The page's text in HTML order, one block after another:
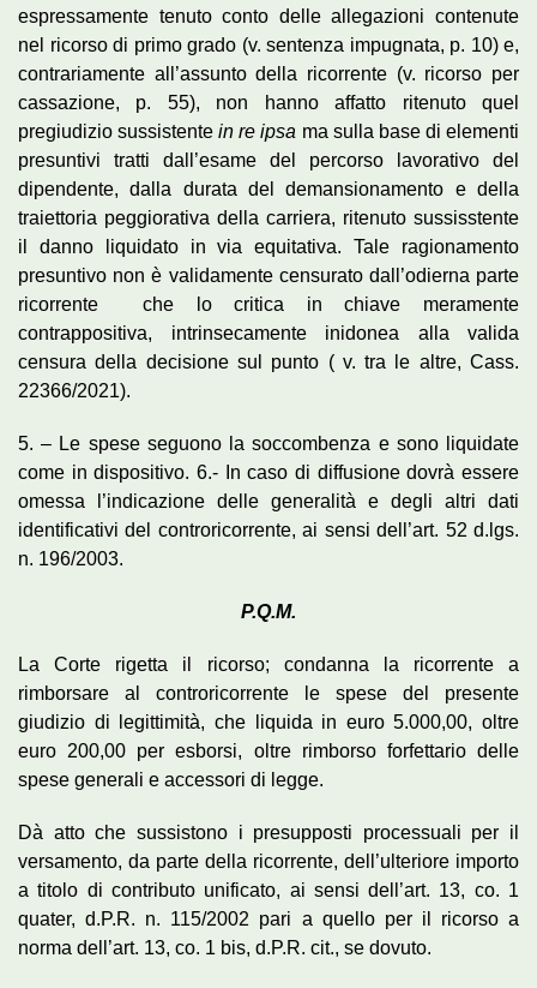
espressamente tenuto conto delle allegazioni contenute
nel ricorso di primo grado (v. sentenza impugnata, p. 10) e,
contrariamente all’assunto della ricorrente (v. ricorso per
cassazione, p. 55), non hanno affatto ritenuto quel
pregiudizio sussistentein re ipsa ma sulla base di elementi
presuntivi tratti dall’esame del percorso lavorativo del
dipendente, dalla durata del demansionamento e della
traiettoria peggiorativa della carriera, ritenuto sussisstente
il danno liquidato in via equitativa. Tale ragionamento
presuntivo non è validamente censurato dall’odierna parte
ricorrente che lo critica in chiave meramente
contrappositiva, intrinsecamente inidonea alla valida
censura della decisione sul punto ( v. tra le altre, Cass.
22366/2021).
5. – Le spese seguono la soccombenza e sono liquidate
come in dispositivo. 6.- In caso di diffusione dovrà essere
omessa l’indicazione delle generalità e degli altri dati
identificativi del controricorrente, ai sensi dell’art. 52 d.lgs.
n. 196/2003.
P.Q.M.
La Corte rigetta il ricorso; condanna la ricorrente a
rimborsare al controricorrente le spese del presente
giudizio di legittimità, che liquida in euro 5.000,00, oltre
euro 200,00 per esborsi, oltre rimborso forfettario delle
spese generali e accessori di legge.
Dà atto che sussistono i presupposti processuali per il
versamento, da parte della ricorrente, dell’ulteriore importo
a titolo di contributo unificato, ai sensi dell’art. 13, co. 1
quater, d.P.R. n. 115/2002 pari a quello per il ricorso a
norma dell’art. 13, co. 1 bis, d.P.R. cit., se dovuto.